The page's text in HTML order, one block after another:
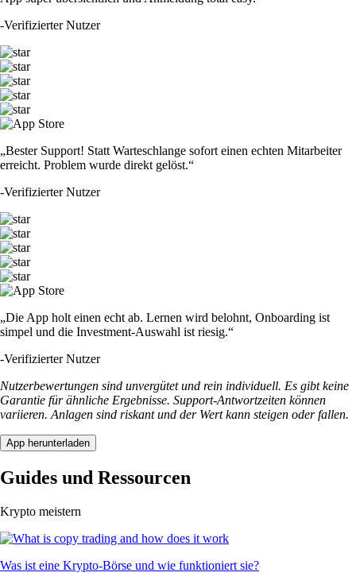
-Verifizierter Nutzer
„Bester Support! Statt Warteschlange sofort einen echten Mitarbeiter
erreicht. Problem wurde direkt gelöst.“
-Verifizierter Nutzer
„Die App holt einen echt ab. Lernen wird belohnt, Onboarding ist
simpel und die Investment-Auswahl ist riesig.“
-Verifizierter Nutzer
Nutzerbewertungen sind unvergütet und rein individuell. Es gibt keine
Garantie für ähnliche Ergebnisse. Support-Antwortzeiten können
variieren. Anlagen sind riskant und der Wert kann steigen oder fallen.
App herunterladen
Guides und Ressourcen
Krypto meistern
Was ist eine Krypto-Börse und wie funktioniert sie?